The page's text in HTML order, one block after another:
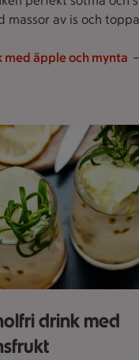
massor av is och
med äpple och mynta
drink med